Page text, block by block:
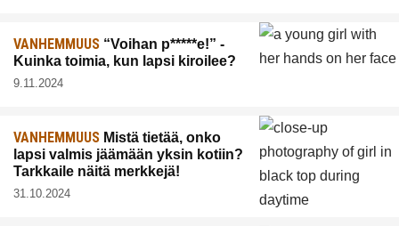
VANHEMMUUS “Voihan p*****e!” -
Kuinka toimia, kun lapsi kiroilee?
9.11.2024
VANHEMMUUS Mistä tietää, onko
lapsi valmis jäämään yksin kotiin?
Tarkkaile näitä merkkejä!
31.10.2024